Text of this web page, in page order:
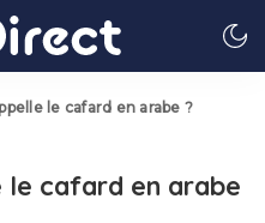
le cafard en arabe ?
le cafard en arabe